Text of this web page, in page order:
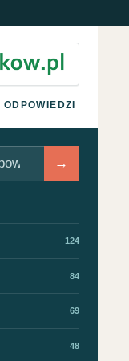
→
124
84
69
48